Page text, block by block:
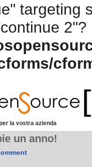
targeting
2"?
la vostra azienda
un anno!